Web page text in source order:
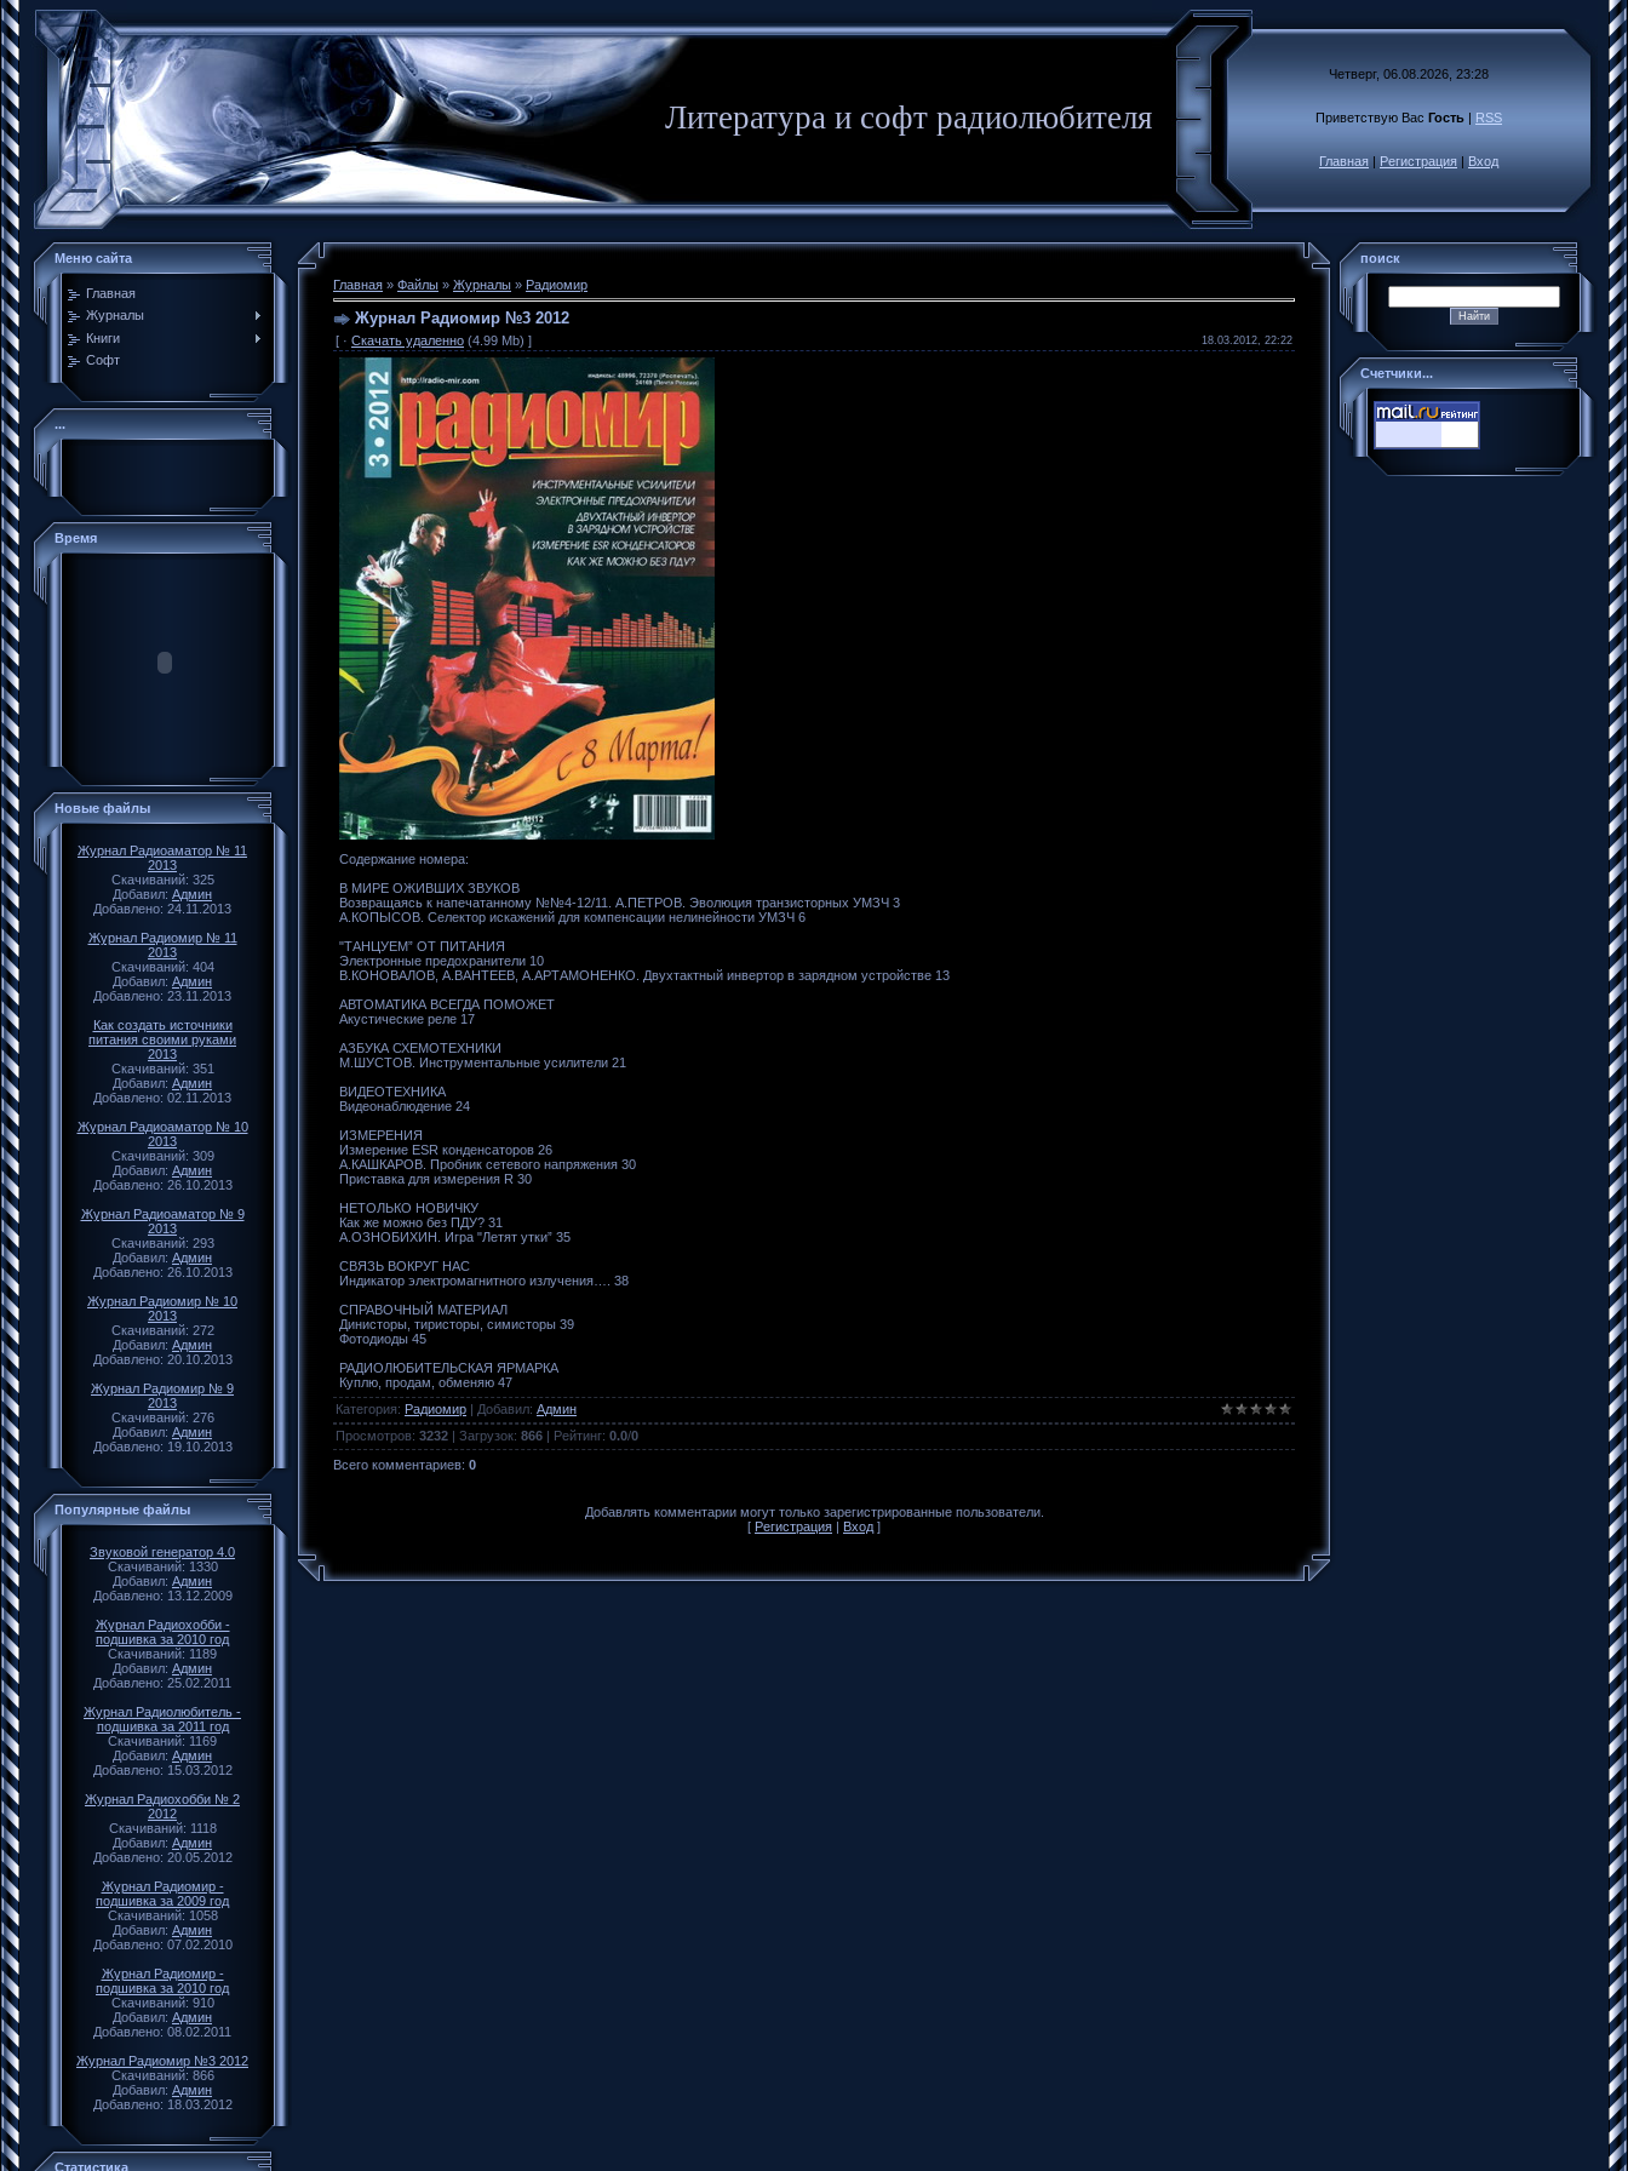
Литература и софт радиолюбителя
Четверг, 06.08.2026, 23:28
Приветствую Вас Гость | RSS
Главная | Регистрация | Вход
Меню сайта
Главная
Журналы
Книги
Софт
...
Время
Новые файлы
Журнал Радиоаматор № 11
2013
Скачиваний: 325
Добавил: Админ
Добавлено: 24.11.2013
Журнал Радиомир № 11
2013
Скачиваний: 404
Добавил: Админ
Добавлено: 23.11.2013
Как создать источники
питания своими руками
2013
Скачиваний: 351
Добавил: Админ
Добавлено: 02.11.2013
Журнал Радиоаматор № 10
2013
Скачиваний: 309
Добавил: Админ
Добавлено: 26.10.2013
Журнал Радиоаматор № 9
2013
Скачиваний: 293
Добавил: Админ
Добавлено: 26.10.2013
Журнал Радиомир № 10
2013
Скачиваний: 272
Добавил: Админ
Добавлено: 20.10.2013
Журнал Радиомир № 9
2013
Скачиваний: 276
Добавил: Админ
Добавлено: 19.10.2013
Популярные файлы
Звуковой генератор 4.0
Скачиваний: 1330
Добавил: Админ
Добавлено: 13.12.2009
Журнал Радиохобби -
подшивка за 2010 год
Скачиваний: 1189
Добавил: Админ
Добавлено: 25.02.2011
Журнал Радиолюбитель -
подшивка за 2011 год
Скачиваний: 1169
Добавил: Админ
Добавлено: 15.03.2012
Журнал Радиохобби № 2
2012
Скачиваний: 1118
Добавил: Админ
Добавлено: 20.05.2012
Журнал Радиомир -
подшивка за 2009 год
Скачиваний: 1058
Добавил: Админ
Добавлено: 07.02.2010
Журнал Радиомир -
подшивка за 2010 год
Скачиваний: 910
Добавил: Админ
Добавлено: 08.02.2011
Журнал Радиомир №3 2012
Скачиваний: 866
Добавил: Админ
Добавлено: 18.03.2012
Статистика
Главная » Файлы » Журналы » Радиомир
Журнал Радиомир №3 2012
[ · Скачать удаленно (4.99 Mb) ] 18.03.2012, 22:22
Содержание номера:
В МИРЕ ОЖИВШИХ ЗВУКОВ
Возвращаясь к напечатанному №№4-12/11. А.ПЕТРОВ. Эволюция транзисторных УМЗЧ 3
А.КОПЫСОВ. Селектор искажений для компенсации нелинейности УМЗЧ 6
"ТАНЦУЕМ” ОТ ПИТАНИЯ
Электронные предохранители 10
В.КОНОВАЛОВ, А.ВАНТЕЕВ, А.АРТАМОНЕНКО. Двухтактный инвертор в зарядном устройстве 13
АВТОМАТИКА ВСЕГДА ПОМОЖЕТ
Акустические реле 17
АЗБУКА СХЕМОТЕХНИКИ
М.ШУСТОВ. Инструментальные усилители 21
ВИДЕОТЕХНИКА
Видеонаблюдение 24
ИЗМЕРЕНИЯ
Измерение ESR конденсаторов 26
А.КАШКАРОВ. Пробник сетевого напряжения 30
Приставка для измерения R 30
НЕТОЛЬКО НОВИЧКУ
Как же можно без ПДУ? 31
А.ОЗНОБИХИН. Игра "Летят утки” 35
СВЯЗЬ ВОКРУГ НАС
Индикатор электромагнитного излучения…. 38
СПРАВОЧНЫЙ МАТЕРИАЛ
Динисторы, тиристоры, симисторы 39
Фотодиоды 45
РАДИОЛЮБИТЕЛЬСКАЯ ЯРМАРКА
Куплю, продам, обменяю 47
Категория: Радиомир | Добавил: Админ
Просмотров: 3232 | Загрузок: 866 | Рейтинг: 0.0/0
Всего комментариев: 0
Добавлять комментарии могут только зарегистрированные пользователи.
[ Регистрация | Вход ]
поиск
Счетчики...